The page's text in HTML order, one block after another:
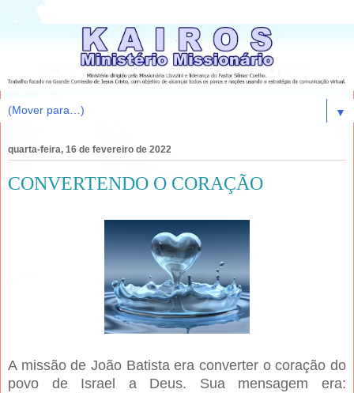
▼
quarta-feira, 16 de fevereiro de 2022
CONVERTENDO O CORAÇÃO
A missão de João Batista era converter o coração do
povo de Israel a Deus. Sua mensagem era: